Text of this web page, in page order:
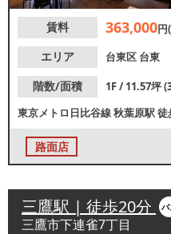
賃料 363,000円
エリア
台東区 台東
階数/面積
1F / 11.57坪
東京メトロ日比谷線秋葉原駅徒
路面店
三鷹駅 | 徒歩20分 バ
三鷹市下連雀7丁目